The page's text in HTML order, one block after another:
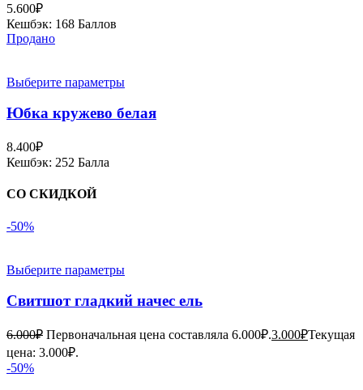
5.600₽
Кешбэк: 168 Баллов
Продано
Выберите параметры
Юбка кружево белая
8.400₽
Кешбэк: 252 Балла
СО СКИДКОЙ
-50%
Выберите параметры
Свитшот гладкий начес ель
6.000₽ Первоначальная цена составляла 6.000₽.3.000₽Текущая
цена: 3.000₽.
-50%